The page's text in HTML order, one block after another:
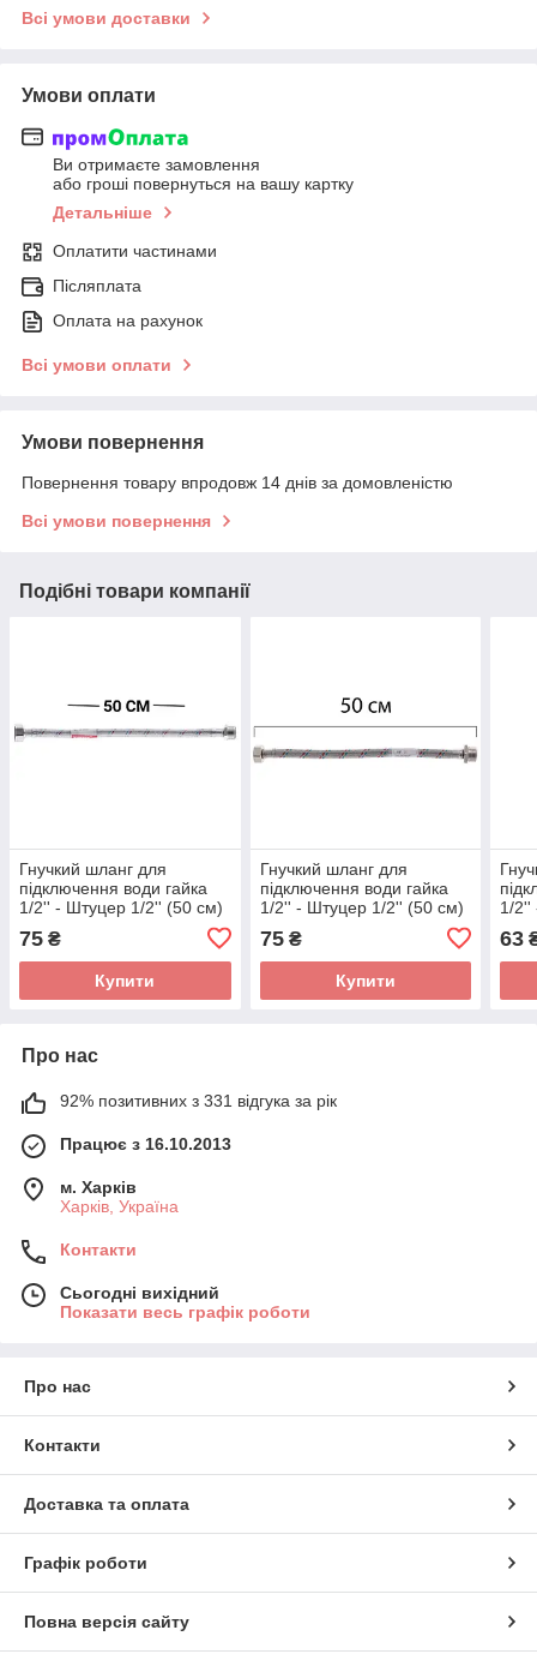
Всі умови доставки
Умови оплати
Ви отримаєте замовлення
або гроші повернуться на вашу картку
Детальніше
Оплатити частинами
Післяплата
Оплата на рахунок
Всі умови оплати
Умови повернення
Повернення товару впродовж 14 днів за домовленістю
Всі умови повернення
Подібні товари компанії
Гнучкий шланг для
підключення води гайка
1/2'' - Штуцер 1/2'' (50 см)
(ZX3019)
75 ₴
Купити
Гнучкий шланг для
підключення води гайка
1/2'' - Штуцер 1/2'' (50 см)
75₴
Купити
1/2''
63
Про нас
92% позитивних з 331 відгука за рік
Працює з 16.10.2013
м. Харків
Харків, Україна
Контакти
Сьогодні вихідний
Показати весь графік роботи
Про нас
Контакти
Доставка та оплата
Графік роботи
Повна версія сайту